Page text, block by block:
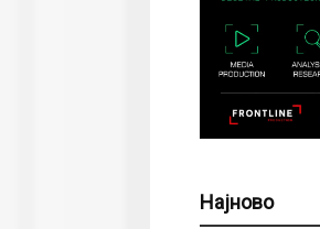
Најново